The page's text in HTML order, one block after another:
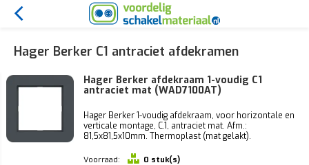
Hager Berker C1 antraciet afdekramen
Hager Berker afdekraam 1-voudig C1
antraciet mat (WAD7100AT)
Hager Berker 1-voudig afdekraam, voor horizontale en
verticale montage, C.1, antraciet mat. Afm.:
81,5x81,5x10mm. Thermoplast (mat gelakt).
Voorraad:
0 stuk(s)